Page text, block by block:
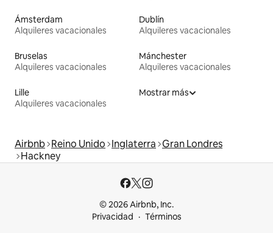
Ámsterdam
Alquileres vacacionales
Dublín
Alquileres vacacionales
Bruselas
Alquileres vacacionales
Mánchester
Alquileres vacacionales
Lille
Alquileres vacacionales
Mostrar más
Airbnb Reino Unido Inglaterra Gran Londres
Hackney
© 2026 Airbnb, Inc.
Privacidad
Términos